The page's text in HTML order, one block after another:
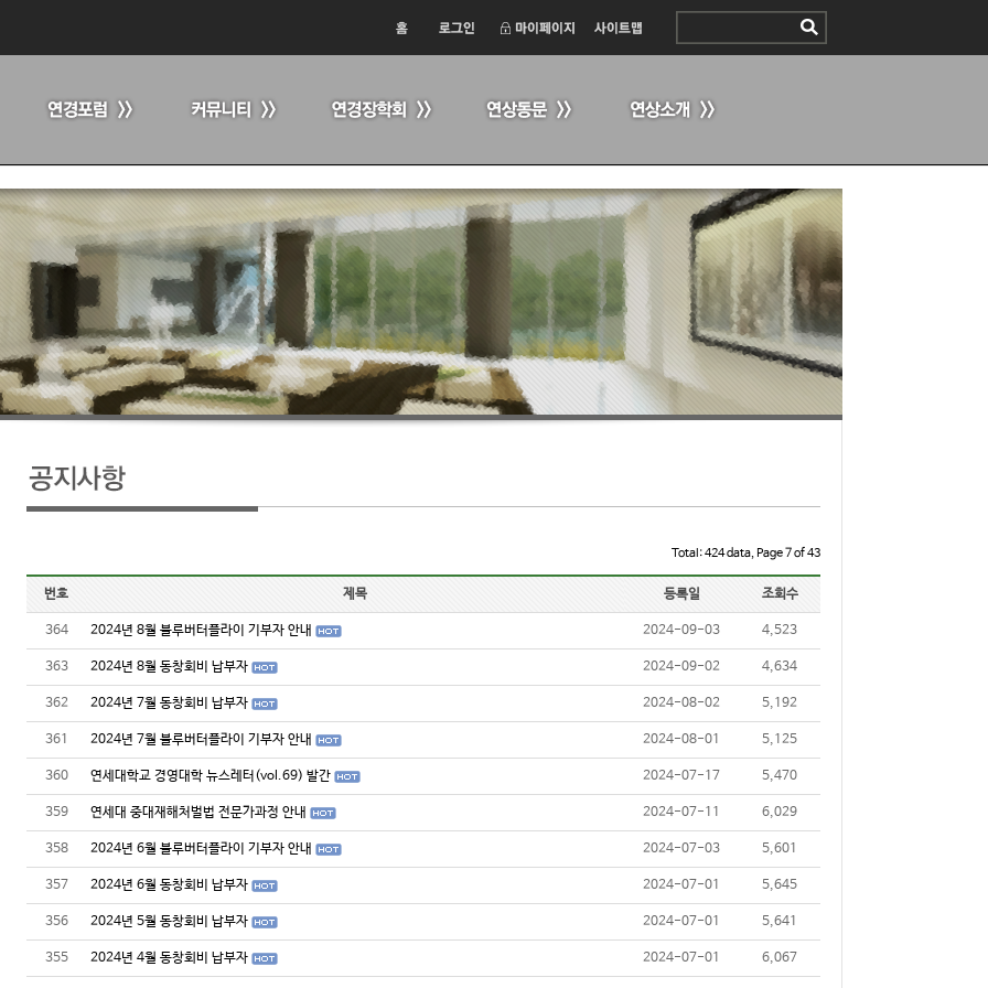
Total: 424 data, Page 7 of 43
번호 제목 등록일 조회수
364 2024년 8월 블루버터플라이 기부자 안내 2024-09-03 4,523
363 2024년 8월 동창회비 납부자 2024-09-02 4,634
362 2024년 7월 동창회비 납부자 2024-08-02 5,192
361 2024년 7월 블루버터플라이 기부자 안내 2024-08-01 5,125
360 연세대학교 경영대학 뉴스레터(vol.69) 발간 2024-07-17 5,470
359 연세대 중대재해처벌법 전문가과정 안내 2024-07-11 6,029
358 2024년 6월 블루버터플라이 기부자 안내 2024-07-03 5,601
357 2024년 6월 동창회비 납부자 2024-07-01 5,645
356 2024년 5월 동창회비 납부자 2024-07-01 5,641
355 2024년 4월 동창회비 납부자 2024-07-01 6,067